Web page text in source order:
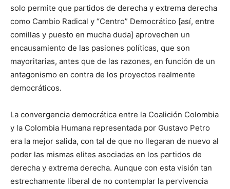
solo permite que partidos de derecha y extrema derecha
como Cambio Radical y “Centro” Democrático [así, entre
comillas y puesto en mucha duda] aprovechen un
encausamiento de las pasiones políticas, que son
mayoritarias, antes que de las razones, en función de un
antagonismo en contra de los proyectos realmente
democráticos.
La convergencia democrática entre la Coalición Colombia
y la Colombia Humana representada por Gustavo Petro
era la mejor salida, con tal de que no llegaran de nuevo al
poder las mismas elites asociadas en los partidos de
derecha y extrema derecha. Aunque con esta visión tan
estrechamente liberal de no contemplar la pervivencia